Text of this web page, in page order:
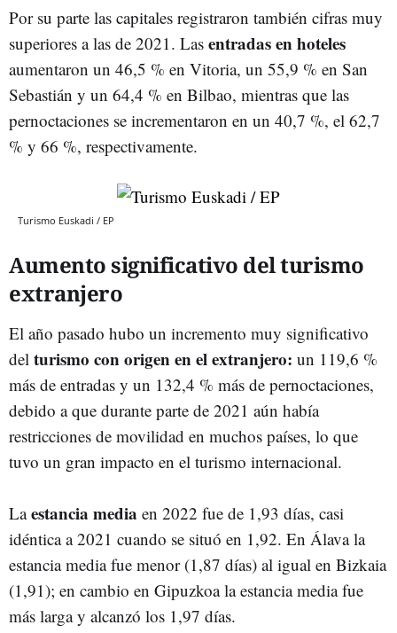
Por su parte las capitales registraron también cifras muy
superiores a las de 2021. Las entradas en hoteles
aumentaron un 46,5 % en Vitoria, un 55,9 % en San
Sebastián y un 64,4 % en Bilbao, mientras que las
pernoctaciones se incrementaron en un 40,7 %, el 62,7
% y 66 %, respectivamente.
Turismo Euskadi / EP
Aumento significativo del turismo
extranjero
El año pasado hubo un incremento muy significativo
del turismo con origen en el extranjero: un 119,6 %
más de entradas y un 132,4 % más de pernoctaciones,
debido a que durante parte de 2021 aún había
restricciones de movilidad en muchos países, lo que
tuvo un gran impacto en el turismo internacional.
Laestancia media en 2022 fue de 1,93 días, casi
idéntica a 2021 cuando se situó en 1,92. En Álava la
estancia media fue menor (1,87 días) al igual en Bizkaia
(1,91); en cambio en Gipuzkoa la estancia media fue
más larga y alcanzó los 1,97 días.